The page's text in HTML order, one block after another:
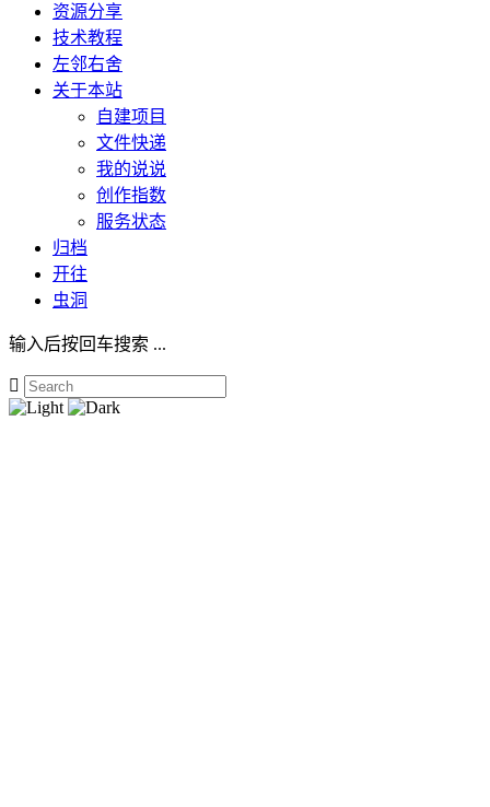
资源分享
技术教程
左邻右舍
关于本站
自建项目
文件快递
我的说说
创作指数
服务状态
归档
开往
虫洞
输入后按回车搜索 ...
